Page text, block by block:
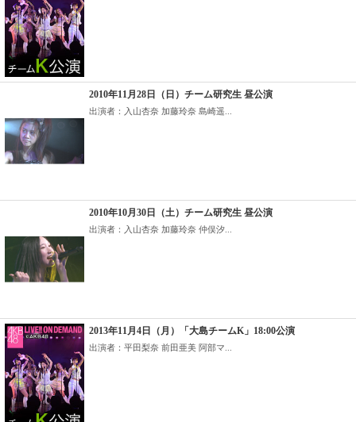
2010年11月28日（日）チーム研究生 昼公演
出演者：入山杏奈 加藤玲奈 島崎遥...
2010年10月30日（土）チーム研究生 昼公演
出演者：入山杏奈 加藤玲奈 仲俣汐...
2013年11月4日（月）「大島チームK」18:00公演
出演者：平田梨奈 前田亜美 阿部マ...